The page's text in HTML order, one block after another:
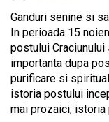
Ganduri senine si
In perioada 15
postului
importanta dupa
purificare si
istoria postului
mai prozaici,